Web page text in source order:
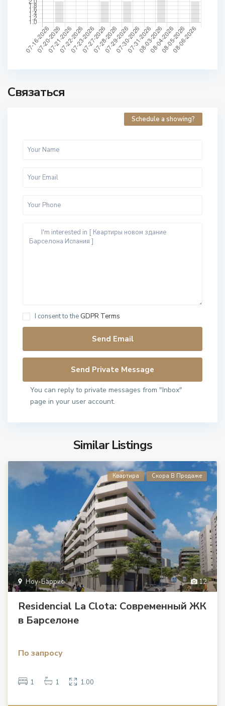
Связаться
Schedule a showing?
I consent to the GDPR Terms
You can reply to private messages from "Inbox"
page in your user account.
Similar Listings
12
Ноу-Баррис
Квартира Скора В Продаже
Residencial La Clota: Современный ЖК
в Барселоне
По запросу
1 1 1.00